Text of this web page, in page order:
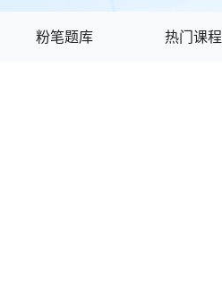
粉笔题库 热门课程